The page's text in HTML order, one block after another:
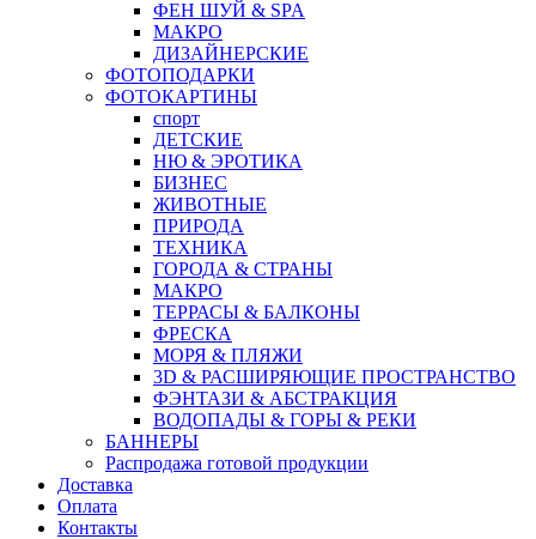
ФЕН ШУЙ & SPA
МАКРО
ДИЗАЙНЕРСКИЕ
ФОТОПОДАРКИ
ФОТОКАРТИНЫ
спорт
ДЕТСКИЕ
НЮ & ЭРОТИКА
БИЗНЕС
ЖИВОТНЫЕ
ПРИРОДА
ТЕХНИКА
ГОРОДА & СТРАНЫ
МАКРО
ТЕРРАСЫ & БАЛКОНЫ
ФРЕСКА
МОРЯ & ПЛЯЖИ
3D & РАСШИРЯЮЩИЕ ПРОСТРАНСТВО
ФЭНТАЗИ & АБСТРАКЦИЯ
ВОДОПАДЫ & ГОРЫ & РЕКИ
БАННЕРЫ
Распродажа готовой продукции
Доставка
Оплата
Контакты